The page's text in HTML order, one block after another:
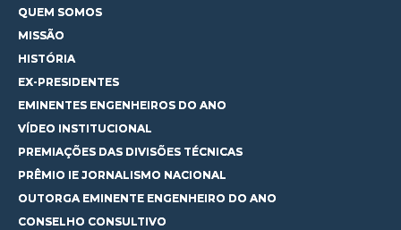
QUEM SOMOS
MISSÃO
HISTÓRIA
EX-PRESIDENTES
EMINENTES ENGENHEIROS DO ANO
VÍDEO INSTITUCIONAL
PREMIAÇÕES DAS DIVISÕES TÉCNICAS
PRÊMIO IE JORNALISMO NACIONAL
OUTORGA EMINENTE ENGENHEIRO DO ANO
CONSELHO CONSULTIVO